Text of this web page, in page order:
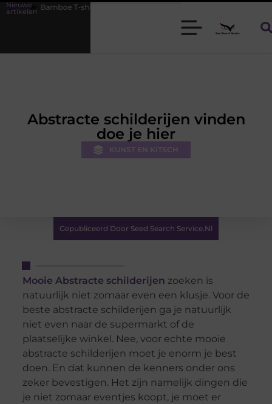
Nieuwe
artikelen
T-shirts voor heren die koel blijven
Abstracte schilderijen vinden
doe je hier
KUNST EN KITSCH
Gepubliceerd Door Seed Search Service.nl
Mooie Abstracte schilderijen zoeken is
natuurlijk niet zomaar even een klusje. Voor de
beste abstracte schilderijen ga je natuurlijk
niet even naar de supermarkt of de
plaatselijke winkel. Nee, voor echte mooie
abstracte schilderijen moet je enorm je best
doen. En dat kunnen de kenners onder ons
zeker bevestigen. Het zijn namelijk dingen die
je niet zomaar eventjes koopt, je moet er